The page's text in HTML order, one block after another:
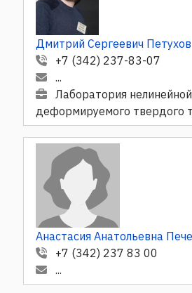
Дмитрий Сергеевич Петухов
+7 (342) 237-83-07
...
Лаборатория
деформируемого твердого
Анастасия Анатольевна
+7 (342) 237 83 00
...